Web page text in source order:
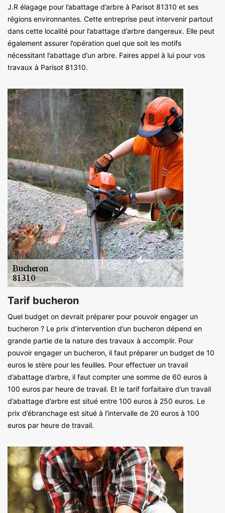
J.R élagage pour l’abattage d’arbre à Parisot 81310 et ses
régions environnantes. Cette entreprise peut intervenir partout
dans cette localité pour l’abattage d’arbre dangereux. Elle peut
également assurer l’opération quel que soit les motifs
nécessitant l’abattage d’un arbre. Faires appel à lui pour vos
travaux à Parisot 81310.
Tarif bucheron
Quel budget on devrait préparer pour pouvoir engager un
bucheron ? Le prix d’intervention d’un bucheron dépend en
grande partie de la nature des travaux à accomplir. Pour
pouvoir engager un bucheron, il faut préparer un budget de 10
euros le stère pour les feuilles. Pour effectuer un travail
d’abattage d’arbre, il faut compter une somme de 60 euros à
100 euros par heure de travail. Et le tarif forfaitaire d’un travail
d’abattage d’arbre est situé entre 100 euros à 250 euros. Le
prix d’ébranchage est situé à l’intervalle de 20 euros à 100
euros par heure de travail.